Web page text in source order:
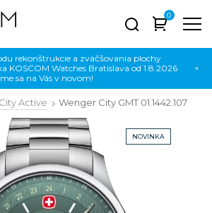
0
rekonštrukcie a zväčšovania plochy
KOSCOM Watches Bratislava od 1.8.2026
sa na Vás v novom!
×
City Active Wenger City GMT 01.1442.107
NOVINKA